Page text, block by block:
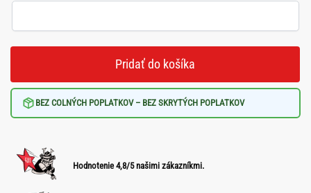
Pridať do košíka
BEZ COLNÝCH POPLATKOV – BEZ SKRYTÝCH POPLATKOV
Hodnotenie 4,8/5 našimi zákazníkmi.